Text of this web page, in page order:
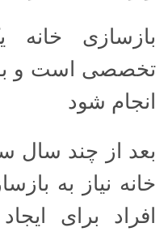
بازسازی
تخصصی است و
انجام شود
بعد از چند سال
خانه نیاز به
افراد برای